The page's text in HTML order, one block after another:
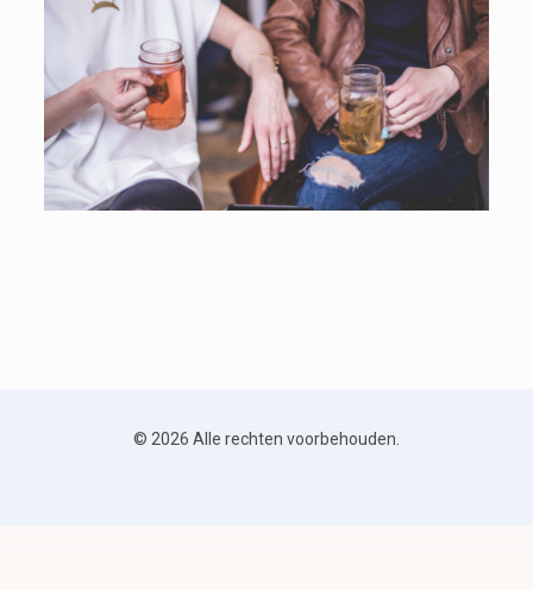
© 2026 Alle rechten voorbehouden.